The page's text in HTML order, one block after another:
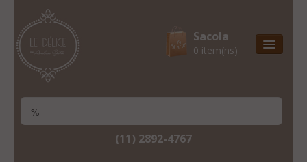
Sacola
0 item(ns)
Natal & 2017
Lista De Desejos
(11) 2892-4767